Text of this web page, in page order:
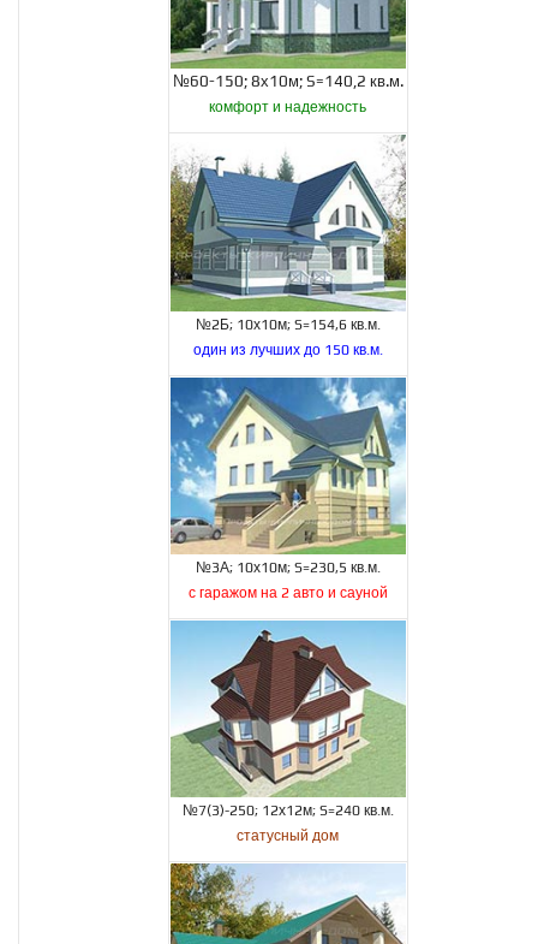
№60-150; 8х10м; S=140,2 кв.м.
комфорт и надежность
№2Б; 10х10м; S=154,6 кв.м.
один из лучших до 150 кв.м.
№3А; 10х10м; S=230,5 кв.м.
с гаражом на 2 авто и сауной
№7(3)-250; 12х12м; S=240 кв.м.
статусный дом